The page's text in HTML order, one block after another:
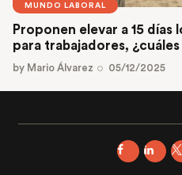
MUNDO LABORAL
Proponen elevar a 15
para trabajadores, ¿cuáles
by Mario Álvarez 05/12/2025